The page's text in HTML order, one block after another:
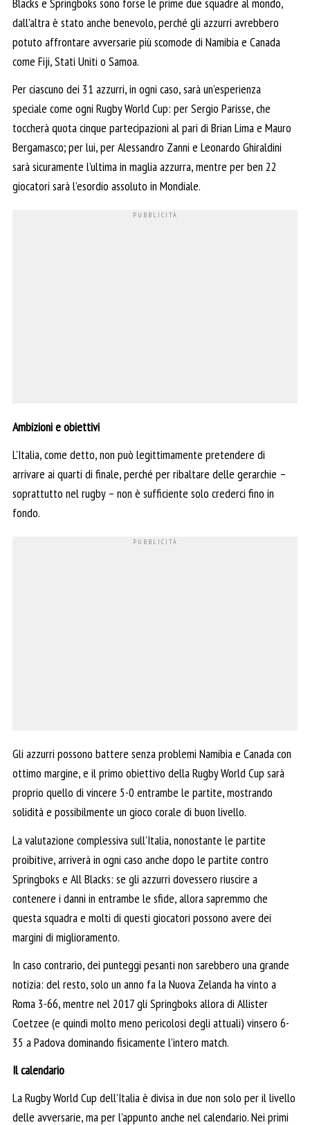
dall’altra è stato anche benevolo, perché gli azzurri avrebbero
potuto affrontare avversarie più scomode di Namibia e Canada
come Fiji, Stati Uniti o Samoa.
Per ciascuno dei 31 azzurri, in ogni caso, sarà un’esperienza
speciale come ogni Rugby World Cup: per Sergio Parisse, che
toccherà quota cinque partecipazioni al pari di Brian Lima e Mauro
Bergamasco; per lui, per Alessandro Zanni e Leonardo Ghiraldini
sarà sicuramente l’ultima in maglia azzurra, mentre per ben 22
giocatori sarà l’esordio assoluto in Mondiale.
Ambizioni e obiettivi
L’Italia, come detto, non può legittimamente pretendere di
arrivare ai quarti di finale, perché per ribaltare delle gerarchie –
soprattutto nel rugby – non è sufficiente solo crederci fino in
fondo.
Gli azzurri possono battere senza problemi Namibia e Canada con
ottimo margine, e il primo obiettivo della Rugby World Cup sarà
proprio quello di vincere 5-0 entrambe le partite, mostrando
solidità e possibilmente un gioco corale di buon livello.
La valutazione complessiva sull’Italia, nonostante le partite
proibitive, arriverà in ogni caso anche dopo le partite contro
Springboks e All Blacks: se gli azzurri dovessero riuscire a
contenere i danni in entrambe le sfide, allora sapremmo che
questa squadra e molti di questi giocatori possono avere dei
margini di miglioramento.
In caso contrario, dei punteggi pesanti non sarebbero una grande
notizia: del resto, solo un anno fa la Nuova Zelanda ha vinto a
Roma 3-66, mentre nel 2017 gli Springboks allora di Allister
Coetzee (e quindi molto meno pericolosi degli attuali) vinsero 6-
35 a Padova dominando fisicamente l’intero match.
Il calendario
La Rugby World Cup dell’Italia è divisa in due non solo per il livello
delle avversarie, ma per l’appunto anche nel calendario. Nei primi